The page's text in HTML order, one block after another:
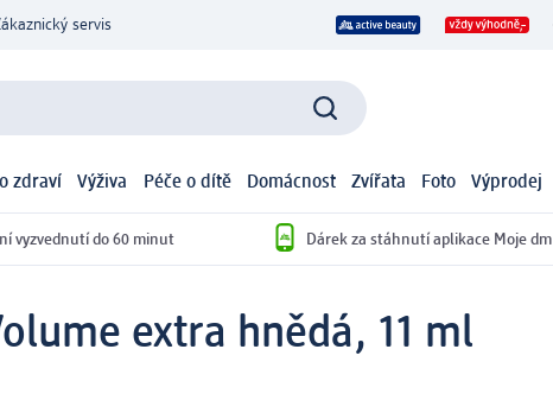
servis
zdraví Výživa Péče o dítě Domácnost Zvířata Foto Výprodej
vyzvednutí do 60 minut Dárek za stáhnutí aplikace Moje dm
extra hnědá, 11 ml